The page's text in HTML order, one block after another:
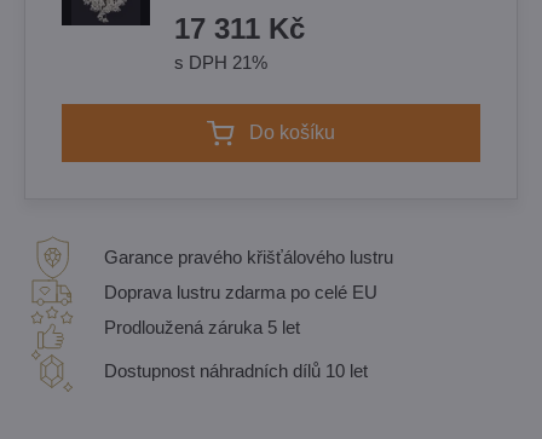
17 311 Kč
s DPH 21%
Do košíku
Garance pravého křišťálového lustru
Doprava lustru zdarma po celé EU
Prodloužená záruka 5 let
Dostupnost náhradních dílů 10 let